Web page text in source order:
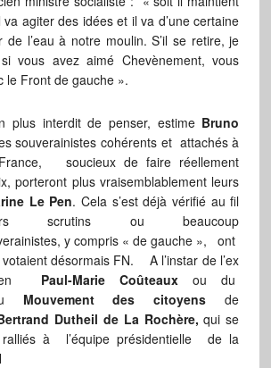
agiter des idées et il va d’une certaine
de l’eau à notre moulin. S’il se retire, je
vous avez aimé Chevènement, vous
le Front de gauche ».
plus interdit de penser, estime Bruno
souverainistes cohérents et attachés à
soucieux de faire réellement
porteront plus vraisemblablement leurs
Le Pen. Cela s’est déjà vérifié au fil
scrutins ou beaucoup
y compris « de gauche », ont
désormais FN. A l’instar de l’ex
Paul-Marie Coûteauxou du
Mouvement des citoyens de
Dutheil de La Rochère,qui se
à l’équipe présidentielle de la